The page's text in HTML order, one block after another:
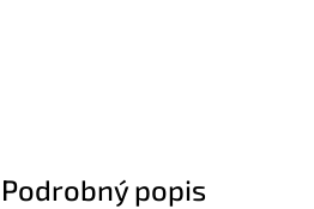
Podrobný popis